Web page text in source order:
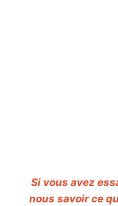
Si vous avez
nous savoir ce